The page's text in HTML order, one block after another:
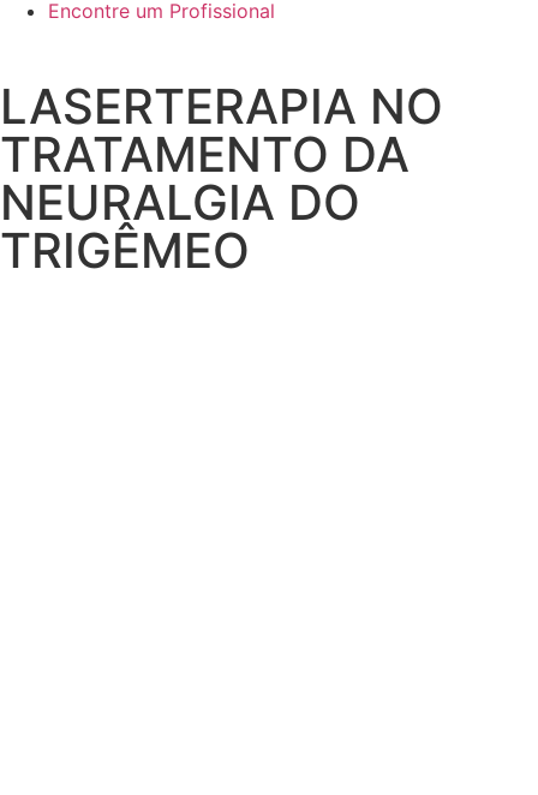
Encontre um Profissional
LASERTERAPIA NO
TRATAMENTO DA
NEURALGIA DO
TRIGÊMEO